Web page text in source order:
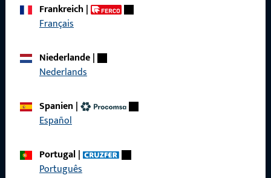
Frankreich|
Français
Niederlande|
Nederlands
Spanien |
Español
Portugal|
Português